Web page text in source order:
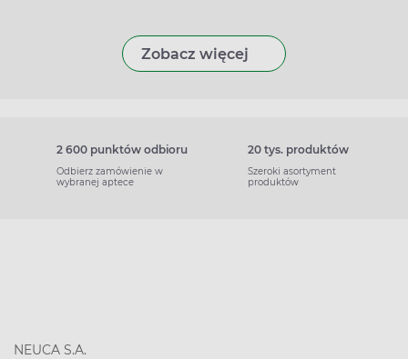
Zobacz więcej
2 600 punktów odbioru
Odbierz zamówienie w
wybranej aptece
20 tys. produktów
Szeroki asortyment
produktów
NEUCA S.A.